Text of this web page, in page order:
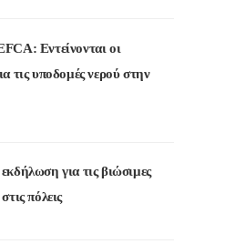
Εντείνονται οι
τις υποδομές νερού στην
για τις βιώσιμες
πόλεις